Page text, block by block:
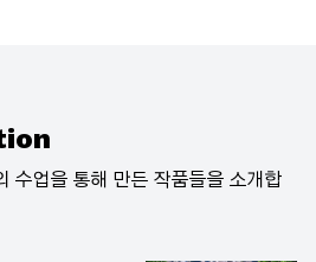
수업을 통해 만든 작품들을 소개합